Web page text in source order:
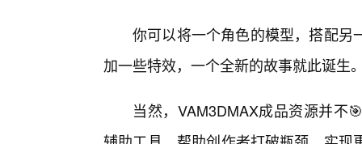
你可以将一个角色的模型，搭配另
加一些特效，一个全新的故事就此诞生
当然，VAM3DMAX成品资源并不